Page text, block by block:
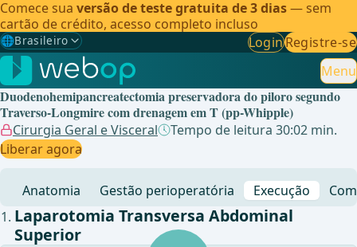
Comece sua versão de teste gratuita de 3 dias— sem
cartão de crédito, acesso completo incluso
🌐Brasileiro
Gewählte Sprache: Brasileiro
🇩🇪 Alemão
🇬🇧Inglês
🇪🇸Espanhol
LoginRegistre-se
Menu
Duodenohemipancreatectomia preservadora do piloro segundo
Traverso-Longmire com drenagem em T (pp-Whipple)
Cirurgia Geral e Visceral
Tempo de leitura 30:02 min.
Liberar agora
Anatomia Gestão perioperatória Execução
Laparotomia Transversa Abdominal
Superior